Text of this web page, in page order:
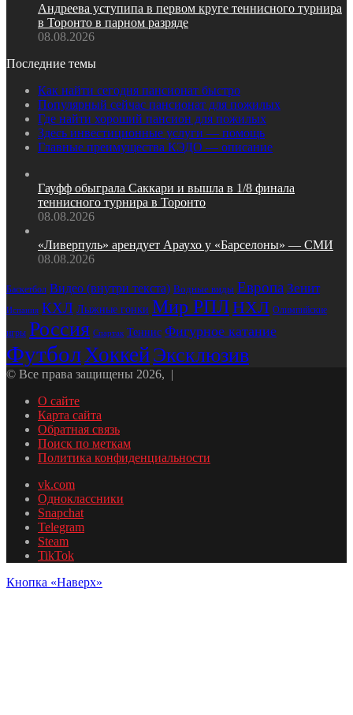
Андреева уступипа в первом круге теннисного турнира
в Торонто в парном разряде
08.08.2026
Последние темы
Как найти сегодня пансионат быстро
Популярный сейчас пансионат для пожилых
Где найти хороший пансион для пожилых
Здесь инвестиционные услуги — помощь
Главные преимущества КЭДО — описание
Гауфф обыграла Саккари и вышла в 1/8 финала
теннисного турнира в Торонто
08.08.2026
«Ливерпуль» арендует Араухо у «Барселоны» — СМИ
08.08.2026
Баскетбол Видео (внутри текста) Водные виды Европа Зенит
Испания КХЛ Лыжные гонки Мир РПЛНХЛ Олимпийские
игры Россия Спартак Теннис Фигурное катание
ФутболХоккейЭксклюзив
© Все права защищены 2026, |
О сайте
Карта сайта
Обратная связь
Поиск по меткам
Политика конфиденциальности
vk.com
Одноклассники
Snapchat
Telegram
Steam
TikTok
Кнопка «Наверх»